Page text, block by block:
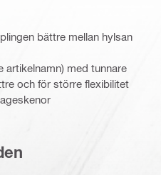
bättre mellan hylsan
artikelnamn) med tunnare
och för större flexibilitet